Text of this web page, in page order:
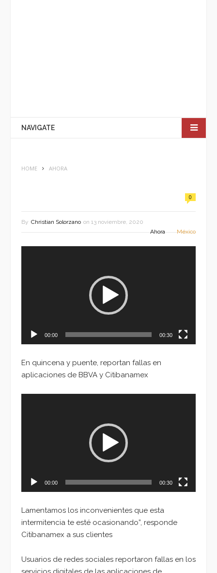
NAVIGATE
HOME AHORA
0
By Christian Solorzano on 13 noviembre, 2020
Ahora
México
00:00 00:30
En quincena y puente, reportan fallas en
aplicaciones de BBVA y Citibanamex
00:00 00:30
Lamentamos los inconvenientes que esta
intermitencia te esté ocasionando”, responde
Citibanamex a sus clientes
Usuarios de redes sociales reportaron fallas en los